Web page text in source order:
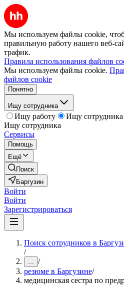
Мы используем файлы cookie,
правильную работу нашего веб-
трафик.
Правила использования файлов
Мы используем файлы cookie.
файлов cookie
Понятно
Ищу сотрудника
Ищу работу
Ищу сотрудника
Ищу сотрудника
Сервисы
Помощь
Ещё
Поиск
Баргузин
Войти
Войти
Зарегистрироваться
Поиск сотрудников в
/
... /
резюме в Баргузине/
медицинская сестра по